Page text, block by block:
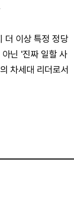
더 이상 특정 정당
닌 '진짜 일할 사
차세대 리더로서